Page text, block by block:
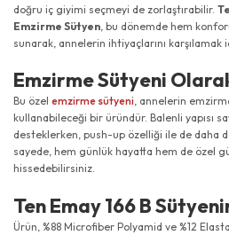
doğru iç giyimi seçmeyi de zorlaştırabilir.
Emzirme Sütyen, bu dönemde hem
sunarak, annelerin ihtiyaçlarını karşılamak
Emzirme Sütyeni
Bu özel emzirme sütyeni, annelerin
kullanabileceği bir üründür. Balenli yapısı
desteklerken, push-up özelliği ile de daha
sayede, hem günlük hayatta hem de özel
hissedebilirsiniz.
Ten Emay 166 B
Ürün, %88 Microfiber Polyamid ve %12